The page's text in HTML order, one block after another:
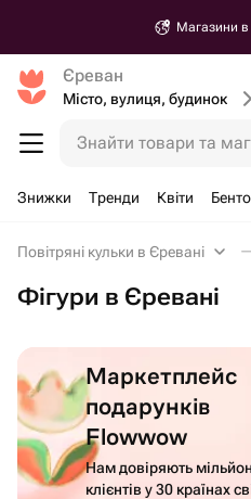
Магазини в
Єреван
Місто, вулиця, будинок
Знайти товари та
Знижки Тренди Квіти
Повітряні кульки в Єревані
Фігури в Єревані
Маркетплейс
подарунків
Flowwow
Нам довіряють
клієнтів у 30 країнах